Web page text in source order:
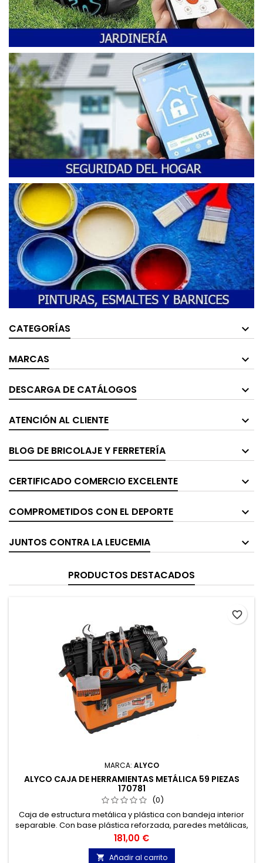
CATEGORÍAS
MARCAS
DESCARGA DE CATÁLOGOS
ATENCIÓN AL CLIENTE
BLOG DE BRICOLAJE Y FERRETERÍA
CERTIFICADO COMERCIO EXCELENTE
COMPROMETIDOS CON EL DEPORTE
JUNTOS CONTRA LA LEUCEMIA
PRODUCTOS DESTACADOS
MARCA: ALYCO
ALYCO CAJA DE HERRAMIENTAS METÁLICA 59 PIEZAS
170781
(0)
Caja de estructura metálica y plástica con bandeja interior
separable. Con base plástica reforzada, paredes metálicas,
y tapa de estructura plástica reforzada. Con 2 cierres
metálicos de seguridad y orificio para candado.
Precio
181,00 €
 Añadir al carrito
favorite_border